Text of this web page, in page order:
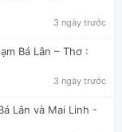
3 ngày trước
Bá Lân – Thơ :
3 ngày trước
Lân và Mai Linh -